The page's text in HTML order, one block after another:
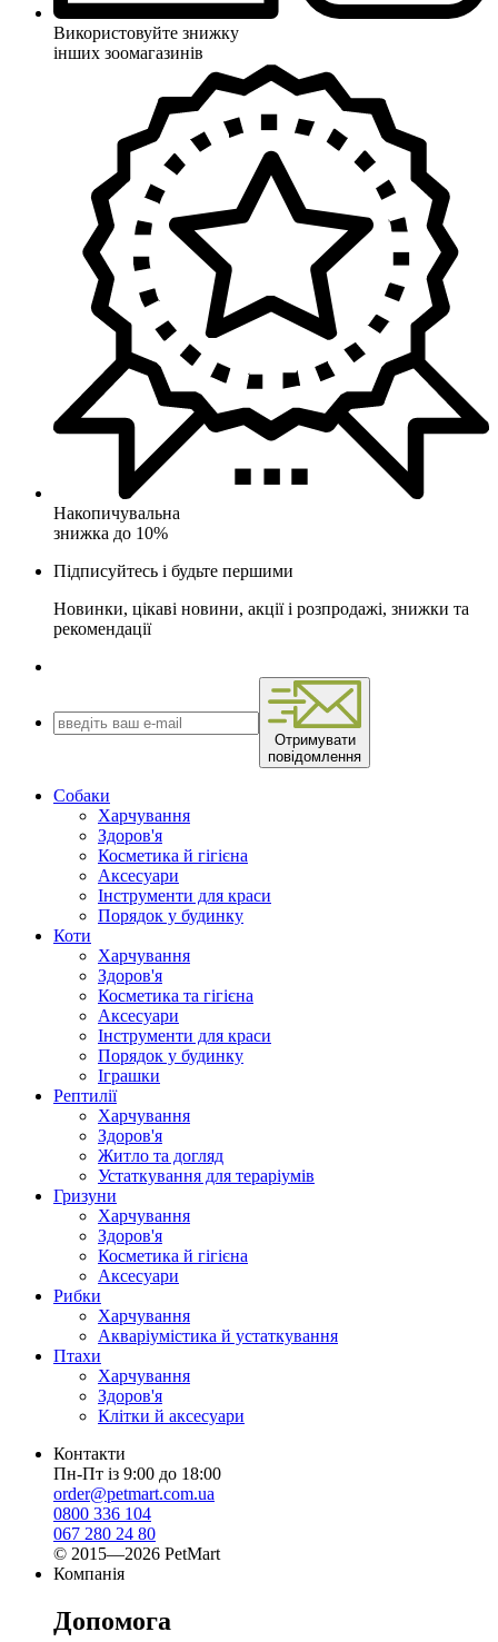
Використовуйте знижку
інших зоомагазинів
Накопичувальна
знижка до 10%
Підписуйтесь і будьте першими
Новинки, цікаві новини, акції і розпродажі, знижки та
рекомендації
Отримувати
повідомлення
Собаки
Харчування
Здоров'я
Косметика й гігієна
Аксесуари
Інструменти для краси
Порядок у будинку
Коти
Харчування
Здоров'я
Косметика та гігієна
Аксесуари
Інструменти для краси
Порядок у будинку
Іграшки
Рептилії
Харчування
Здоров'я
Житло та догляд
Устаткування для тераріумів
Гризуни
Харчування
Здоров'я
Косметика й гігієна
Аксесуари
Рибки
Харчування
Акваріумістика й устаткування
Птахи
Харчування
Здоров'я
Клітки й аксесуари
Контакти
Пн-Пт із 9:00 до 18:00
order@petmart.com.ua
0800 336 104
067 280 24 80
© 2015—2026 PetMart
Компанія
Допомога